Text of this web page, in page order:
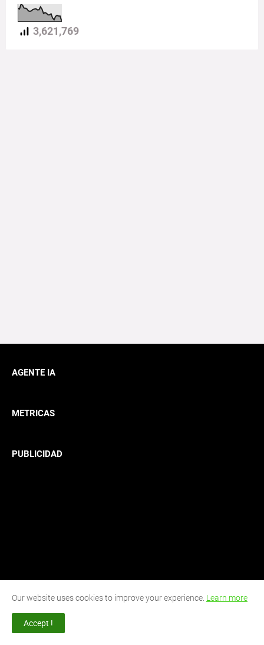
3,621,769
AGENTE IA
METRICAS
PUBLICIDAD
Our website uses cookies to improve your experience. Learn more
Accept !